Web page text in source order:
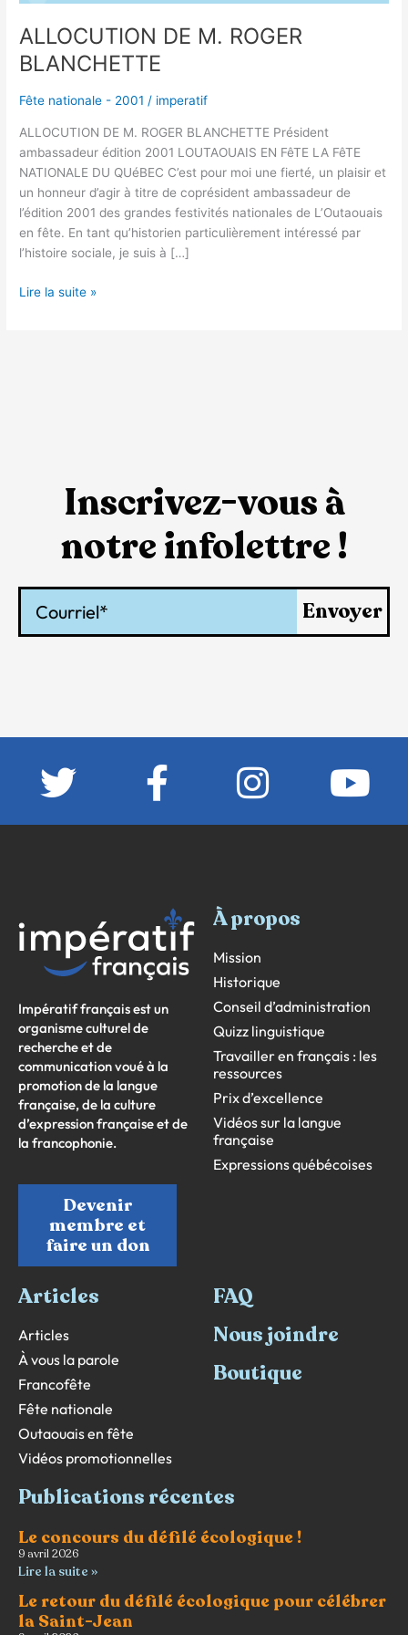
ALLOCUTION DE M. ROGER
BLANCHETTE
Fête nationale - 2001 / imperatif
ALLOCUTION DE M. ROGER BLANCHETTE Président
ambassadeur édition 2001 LOUTAOUAIS EN FêTE LA FêTE
NATIONALE DU QUéBEC C’est pour moi une fierté, un plaisir et
un honneur d’agir à titre de coprésident ambassadeur de
l’édition 2001 des grandes festivités nationales de L’Outaouais
en fête. En tant qu’historien particulièrement intéressé par
l’histoire sociale, je suis à […]
Lire la suite »
Inscrivez-vous à
notre infolettre !
Envoyer
Impératif français est un
organisme culturel de
recherche et de
communication voué à la
promotion de la langue
française, de la culture
d’expression française et de
la francophonie.
Devenir
membre et
faire un don
À propos
Mission
Historique
Conseil d’administration
Quizz linguistique
Travailler en français : les
ressources
Prix d’excellence
Vidéos sur la langue
française
Expressions québécoises
Articles
Articles
À vous la parole
Francofête
Fête nationale
Outaouais en fête
Vidéos promotionnelles
FAQ
Nous joindre
Boutique
Publications récentes
Le concours du défilé écologique !
9 avril 2026
Lire la suite »
Le retour du défilé écologique pour célébrer
la Saint-Jean